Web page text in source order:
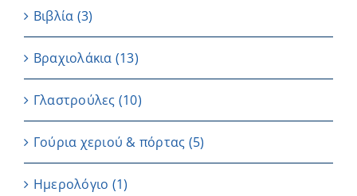
Βιβλία (3)
Βραχιολάκια (13)
Γλαστρούλες (10)
Γούρια χεριού & πόρτας (5)
Ημερολόγιο (1)